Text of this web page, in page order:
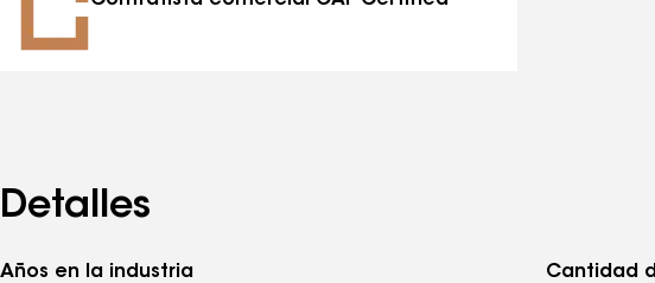
Detalles
Años en la industria
Cantidad